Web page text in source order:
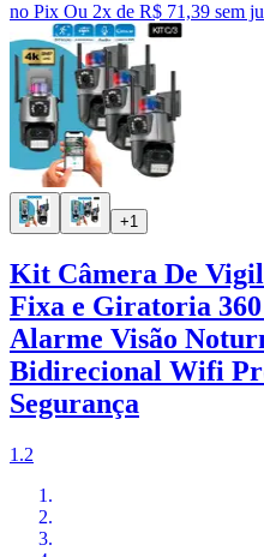
no Pix Ou 2x de R$ 71,39 sem
+1
Kit Câmera De
Fixa e Giratoria
Alarme Visão
Bidirecional Wifi
Segurança
1.2